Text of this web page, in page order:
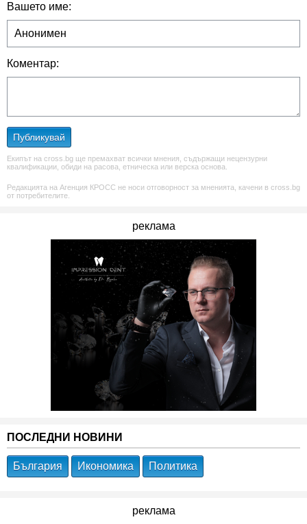
Вашето име:
Коментар:
Публикувай
Екипът на cross.bg ще премахват всички мнения, съдържащи нецензурни
квалификации, обиди на расова, етническа или верска основа.
Редакцията на Агенция КРОСС не носи отговорност за мненията, качени в cross.bg
от потребителите.
реклама
ПОСЛЕДНИ НОВИНИ
България Икономика Политика
реклама